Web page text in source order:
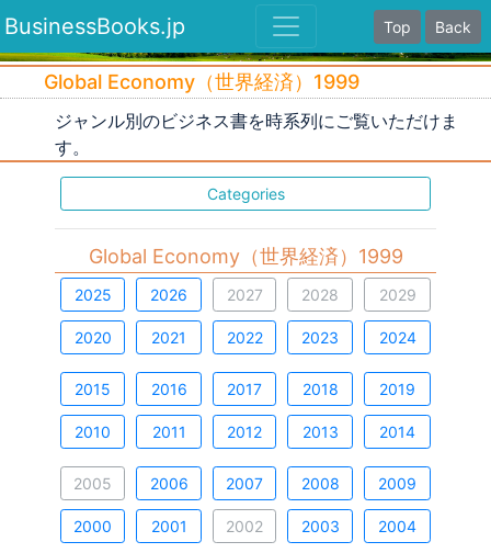
BusinessBooks.jp Top Back
Global Economy（世界経済）1999
ジャンル別のビジネス書を時系列にご覧いただけま
す。
Categories
Global Economy（世界経済）1999
2025 2026 2027 2028 2029
2020 2021 2022 2023 2024
2015 2016 2017 2018 2019
2010 2011 2012 2013 2014
2005 2006 2007 2008 2009
2000 2001 2002 2003 2004